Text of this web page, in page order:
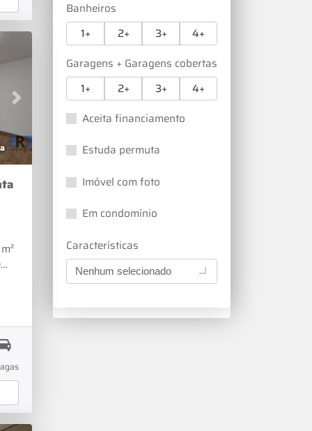
Banheiros
1+
2+ 3+
4+
Garagens + Garagens cobertas
1+
2+ 3+
4+
Aceita financiamento
Estuda permuta
Imóvel com foto
Em condomínio
Características
Nenhum selecionado
Next